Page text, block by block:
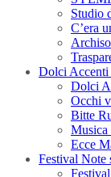
Studio
C’era
Dolci Accenti
Dolci
Occhi
Bitte
Musica
Ecce
Festival Note